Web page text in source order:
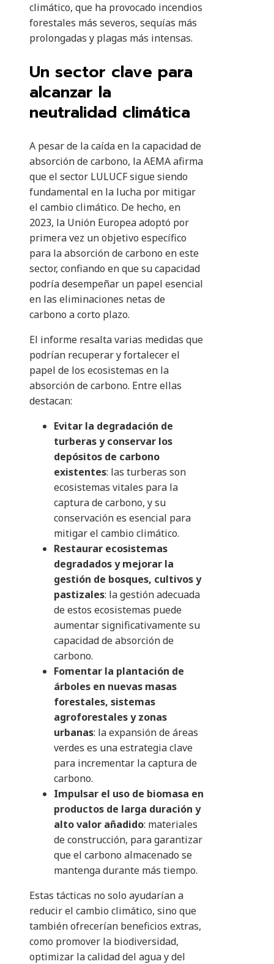
climático, que ha provocado incendios
forestales más severos, sequías más
prolongadas y plagas más intensas.
Un sector clave para
alcanzar la
neutralidad climática
A pesar de la caída en la capacidad de
absorción de carbono, la AEMA afirma
que el sector LULUCF sigue siendo
fundamental en la lucha por mitigar
el cambio climático. De hecho, en
2023, la Unión Europea adoptó por
primera vez un objetivo específico
para la absorción de carbono en este
sector, confiando en que su capacidad
podría desempeñar un papel esencial
en las eliminaciones netas de
carbono a corto plazo.
El informe resalta varias medidas que
podrían recuperar y fortalecer el
papel de los ecosistemas en la
absorción de carbono. Entre ellas
destacan:
Evitar la degradación de
turberas y conservar los
depósitos de carbono
existentes: las turberas son
ecosistemas vitales para la
captura de carbono, y su
conservación es esencial para
mitigar el cambio climático.
Restaurar ecosistemas
degradados y mejorar la
gestión de bosques, cultivos y
pastizales: la gestión adecuada
de estos ecosistemas puede
aumentar significativamente su
capacidad de absorción de
carbono.
Fomentar la plantación de
árboles en nuevas masas
forestales, sistemas
agroforestales y zonas
urbanas: la expansión de áreas
verdes es una estrategia clave
para incrementar la captura de
carbono.
Impulsar el uso de biomasa en
productos de larga duración y
alto valor añadido: materiales
de construcción, para garantizar
que el carbono almacenado se
mantenga durante más tiempo.
Estas tácticas no solo ayudarían a
reducir el cambio climático, sino que
también ofrecerían beneficios extras,
como promover la biodiversidad,
optimizar la calidad del agua y del